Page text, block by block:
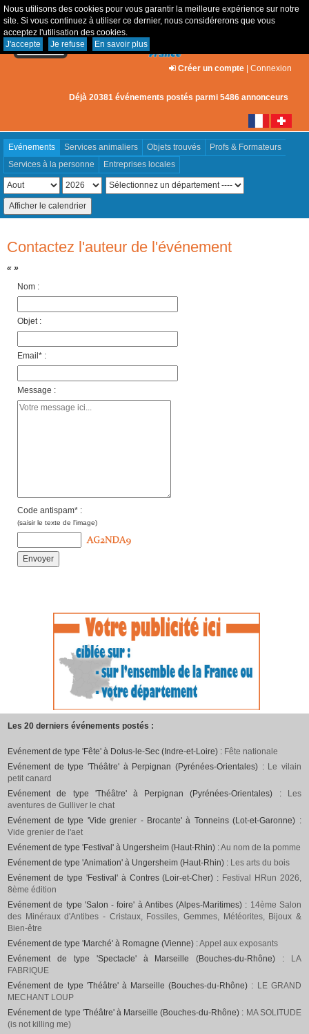
Nous utilisons des cookies pour vous garantir la meilleure expérience sur notre
site. Si vous continuez à utiliser ce dernier, nous considérerons que vous
acceptez l'utilisation des cookies.
J'accepte
Je refuse En savoir plus
Créer un compte | Connexion
Déjà 20381 événements postés parmi 5486 annonceurs
Evénements Services animaliers Objets trouvés
Profs & Formateurs
Services à la personne
Entreprises locales
Contactez l'auteur de l'événement
« »
Nom :
Objet :
Email* :
Message :
Code antispam* :
(saisir le texte de l'image)
Les 20 derniers événements postés :
Evénement de type 'Fête' à Dolus-le-Sec (Indre-et-Loire) : Fête nationale
Evénement de type 'Théâtre' à Perpignan (Pyrénées-Orientales) : Le vilain
petit canard
Evénement de type 'Théâtre' à Perpignan (Pyrénées-Orientales) :
Les
aventures de Gulliver le chat
Evénement de type 'Vide grenier - Brocante' à Tonneins (Lot-et-Garonne) :
Vide grenier de l'aet
Evénement de type 'Festival' à Ungersheim (Haut-Rhin) :Au nom de la pomme
Evénement de type 'Animation' à Ungersheim (Haut-Rhin) : Les arts du bois
Evénement de type 'Festival' à Contres (Loir-et-Cher) : Festival HRun 2026,
8ème édition
Evénement de type 'Salon - foire' à Antibes (Alpes-Maritimes) : 14ème Salon
des Minéraux d'Antibes - Cristaux, Fossiles, Gemmes, Météorites, Bijoux &
Bien-être
Evénement de type 'Marché' à Romagne (Vienne) :Appel aux exposants
Evénement de type 'Spectacle' à Marseille (Bouches-du-Rhône) :
LA
FABRIQUE
Evénement de type 'Théâtre' à Marseille (Bouches-du-Rhône) : LE GRAND
MECHANT LOUP
Evénement de type 'Théâtre' à Marseille (Bouches-du-Rhône) : MA SOLITUDE
(is not killing me)